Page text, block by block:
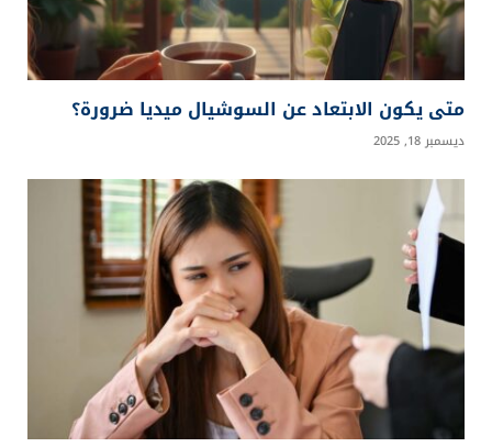
متى يكون الابتعاد عن السوشيال ميديا ضرورة؟
ديسمبر 18, 2025